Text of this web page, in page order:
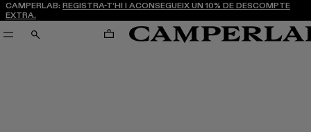
CAMPERLAB: REGISTRA-T’HI I ACONSEGUEIX UN 10% DE DESCOMPTE
EXTRA.
CERCA CARRO